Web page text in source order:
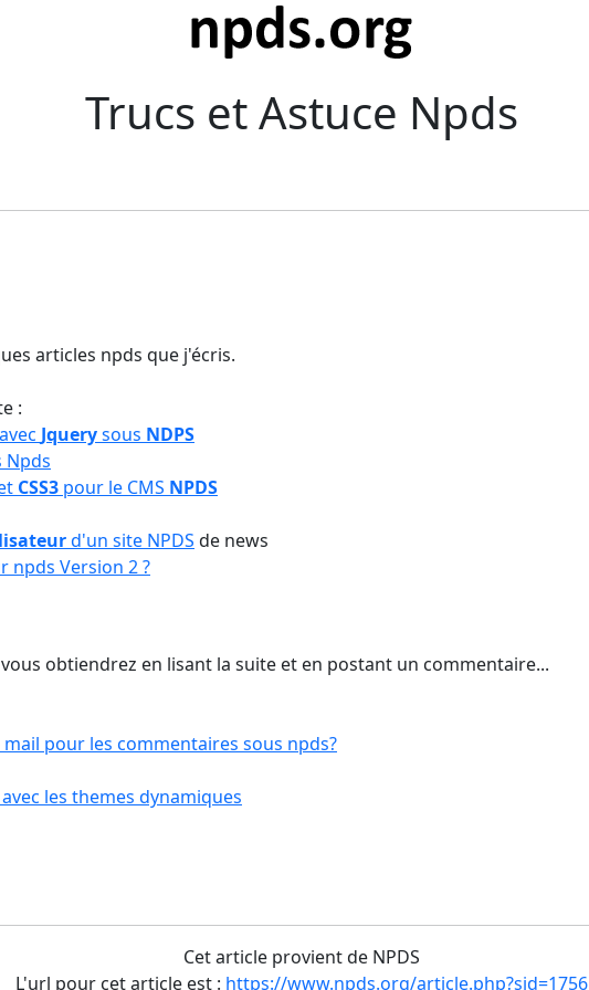
Trucs et Astuce Npds
articles npds que j'écris.
:
avec Jquerysous NDPS
Npds
CSS3 pour le CMS NPDS
d'un site NPDS de news
npds Version 2 ?
obtiendrez en lisant la suite et en postant un commentaire...
pour les commentaires sous npds?
les themes dynamiques
Cet article provient de NPDS
L'url pour cet article est : https://www.npds.org/article.php?sid=1756